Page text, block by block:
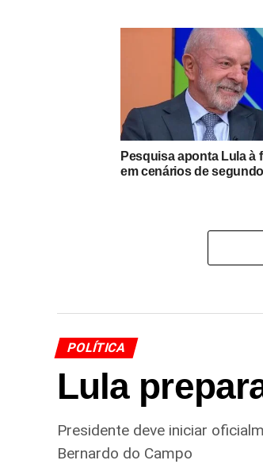
Pesquisa aponta Lula à
em cenários de
POLÍTICA
Lula
Presidente deve iniciar
Bernardo do Campo